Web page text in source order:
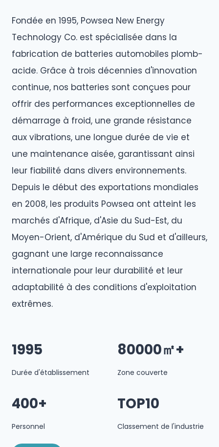
Fondée en 1995, Powsea New Energy
Technology Co. est spécialisée dans la
fabrication de batteries automobiles plomb-
acide. Grâce à trois décennies d'innovation
continue, nos batteries sont conçues pour
offrir des performances exceptionnelles de
démarrage à froid, une grande résistance
aux vibrations, une longue durée de vie et
une maintenance aisée, garantissant ainsi
leur fiabilité dans divers environnements.
Depuis le début des exportations mondiales
en 2008, les produits Powsea ont atteint les
marchés d'Afrique, d'Asie du Sud-Est, du
Moyen-Orient, d'Amérique du Sud et d'ailleurs,
gagnant une large reconnaissance
internationale pour leur durabilité et leur
adaptabilité à des conditions d'exploitation
extrêmes.
1995
Durée d'établissement
80000㎡+
Zone couverte
400+
Personnel
TOP10
Classement de l'industrie